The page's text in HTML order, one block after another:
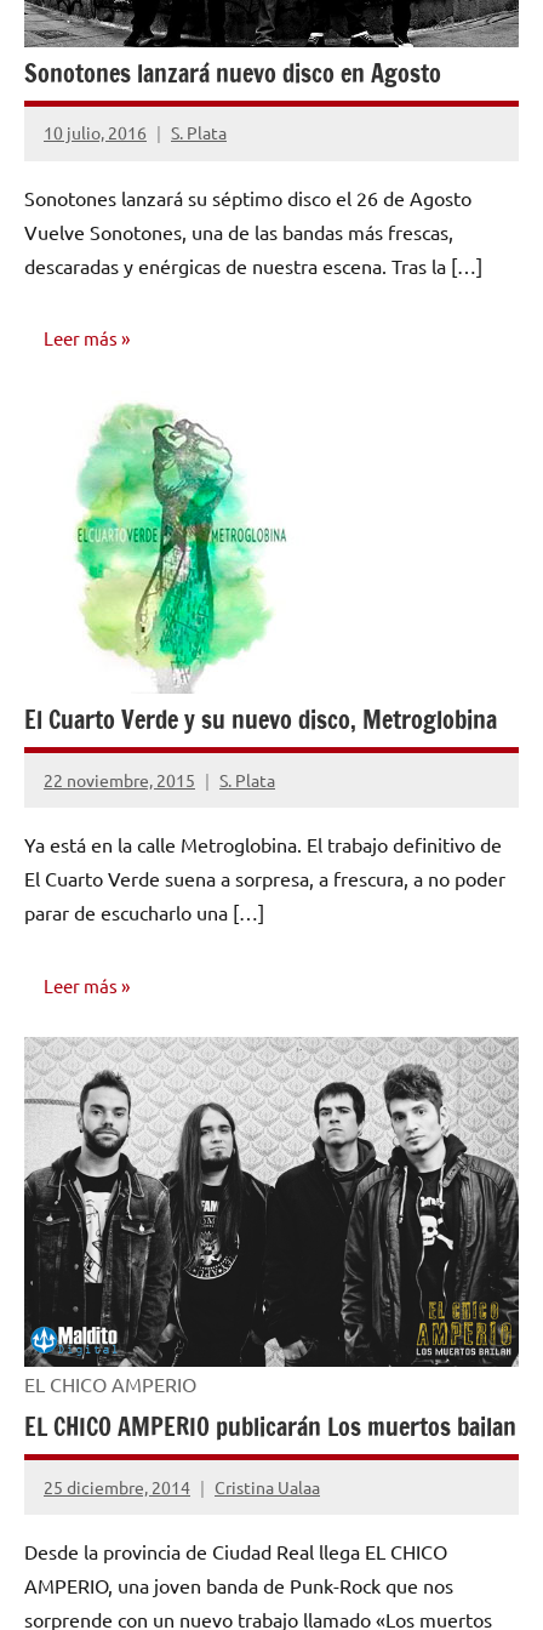
Sonotones lanzará nuevo disco en Agosto
10 julio, 2016 S. Plata
No
comentarios
Sonotones lanzará su séptimo disco el 26 de Agosto
Vuelve Sonotones, una de las bandas más frescas,
descaradas y enérgicas de nuestra escena. Tras la […]
Leer más
NOTICIAS
El Cuarto Verde y su nuevo disco, Metroglobina
22 noviembre, 2015 S. Plata
No
comentarios
Ya está en la calle Metroglobina. El trabajo definitivo de
El Cuarto Verde suena a sorpresa, a frescura, a no poder
parar de escucharlo una […]
Leer más
NOTICIAS
EL CHICO AMPERIO
EL CHICO AMPERIO publicarán Los muertos bailan
25 diciembre, 2014 Cristina Ualaa
No
comentarios
Desde la provincia de Ciudad Real llega EL CHICO
AMPERIO, una joven banda de Punk-Rock que nos
sorprende con un nuevo trabajo llamado «Los muertos